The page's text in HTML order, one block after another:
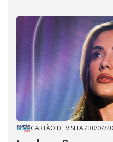
CARTÃO DE VISITA/30/07/